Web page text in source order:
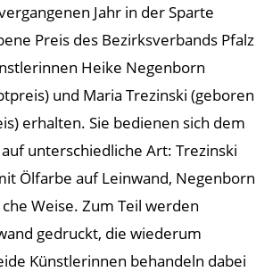
Jahr in der Sparte
Preis des Bezirksverbands Pfalz
Heike Negenborn
und Maria Trezinski (geboren
erhalten. Sie bedienen sich dem
unterschiedliche Art: Trezinski
Ölfarbe auf Leinwand, Negenborn
Weise. Zum Teil werden
gedruckt, die wiederum
Künstlerinnen behandeln dabei